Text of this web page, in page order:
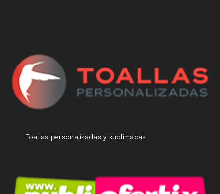
Toallas personalizadas y sublimadas